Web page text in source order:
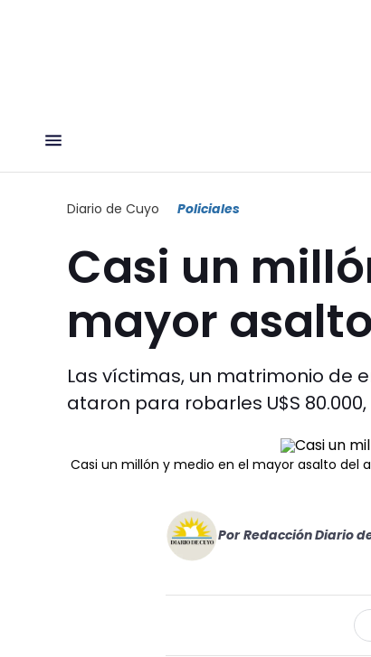
Diario de Cuyo Policiales
Casi un
mayor
Las víctimas, un matrimonio de
ataron para robarles U$S
Casi un millón y medio en el mayor asalto del
Por Redacción Diario